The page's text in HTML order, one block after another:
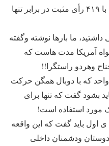
پاسداران روز سه‌شنبه ۳ مرداد ۹۶ با ۴۱۹ رأی مثبت در برابر تنها
ما بارها نوشته وگفته
آمریکا مدت هاست که
وهردو راستگرا!!
واحد که با دوبال همگن حرکت
بشود گفت که تنها برای
مورد استفاده است!
اول باید گفت که این واقعه
ودشمنان داخلی